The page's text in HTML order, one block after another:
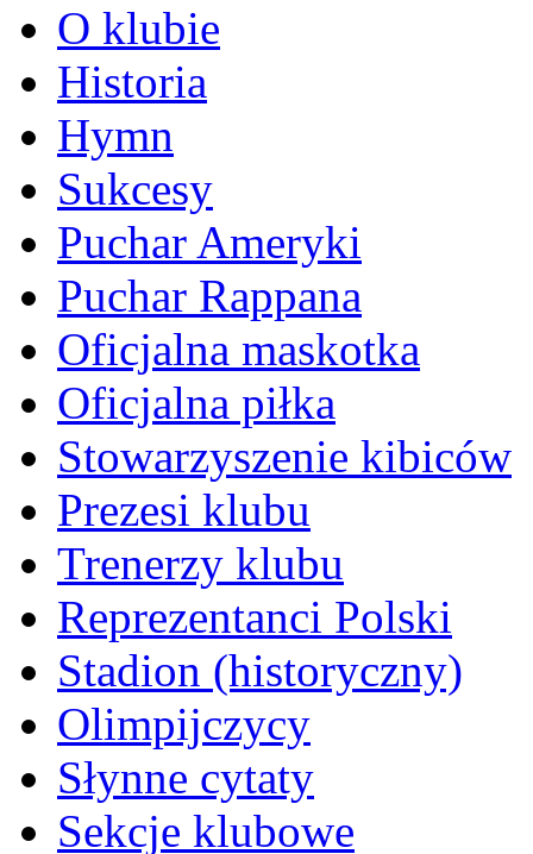
O klubie
Historia
Hymn
Sukcesy
Puchar Ameryki
Puchar Rappana
Oficjalna maskotka
Oficjalna piłka
Stowarzyszenie kibiców
Prezesi klubu
Trenerzy klubu
Reprezentanci Polski
Stadion (historyczny)
Olimpijczycy
Słynne cytaty
Sekcje klubowe